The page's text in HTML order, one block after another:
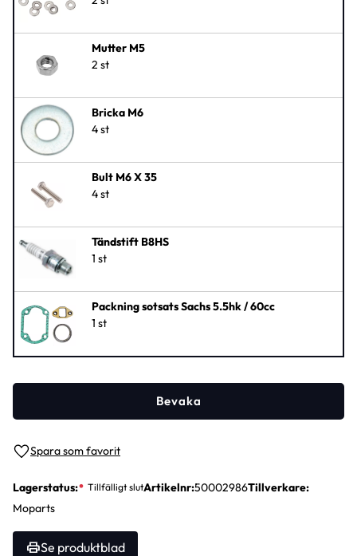
Mutter M5
2 st
Bricka M6
4 st
Bult M6 X 35
4 st
Tändstift B8HS
1 st
Packning sotsats Sachs 5.5hk / 60cc
1 st
Lägg till i favoriter
Bevaka
Lagerstatus Artikelnr 50002986Tillverkare
Moparts
Se produktblad